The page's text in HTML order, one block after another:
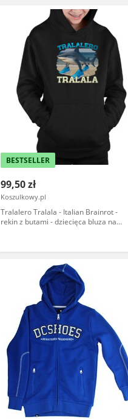
BESTSELLER
99,50 zł
Koszulkowy.pl
Tralalero Tralala - Italian Brainrot -
rekin z butami - dziecięca bluza na